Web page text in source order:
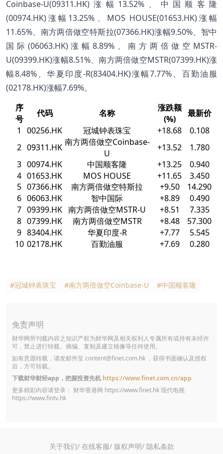
Coinbase-U(09311.HK)涨幅13.52%、中国顺客隆
(00974.HK)涨幅13.25%、MOS HOUSE(01653.HK)涨幅
11.65%、南方两倍做空特斯拉(07366.HK)涨幅9.50%、智中
国际(06063.HK)涨幅8.89%、南方两倍做空MSTR-
U(09399.HK)涨幅8.51%、南方两倍做空MSTR(07399.HK)涨
幅8.48%、华夏印度-R(83404.HK)涨幅7.77%、百勤油服
(02178.HK)涨幅7.69%。
序
号
代码 名称
涨跌额
(%)
最新价
1
00256.HK 冠城钟表珠宝 +18.68
0.108
2 09311.HK 南方两倍做空Coinbase-
U
+13.52
1.780
3 00974.HK 中国顺客隆 +13.25
0.940
4 01653.HK MOS HOUSE +11.65
3.450
5 07366.HK 南方两倍做空特斯拉 +9.50
14.290
6 06063.HK 智中国际 +8.89
0.490
7 09399.HK 南方两倍做空MSTR-U +8.51
7.335
8 07399.HK 南方两倍做空MSTR +8.48
57.300
9 83404.HK 华夏印度-R +7.77
5.545
10 02178.HK 百勤油服 +7.69 0.280
#冠城钟表珠宝 #南方两倍做空Coinbase-U #中国顺客隆
免责声明
财华网所刊载内容之知识产权为财华网及相关权利人专属所有或持有未经许
可，禁止进行转载、摘编、复制及建立镜像等任何使用。
如有意愿转载，请发邮件至 content@finet.com.hk ，获得书面确认及授权
后，方可转载。
下载财华财经app，把握投资先机 https://www.finet.com.cn/app
更多精彩内容请登录： 财华香港网 https://www.finet.hk现代电视
https://www.fintv.hk
关于我们/ 在线客服/ 版权声明/ 隐私条款